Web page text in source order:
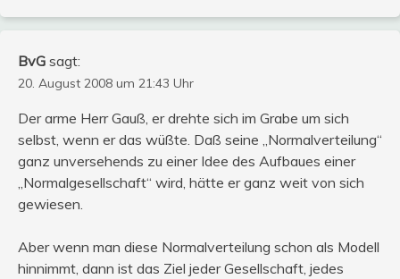
BvG sagt:
20. August 2008 um 21:43 Uhr
Der arme Herr Gauß, er drehte sich im Grabe um sich
selbst, wenn er das wüßte. Daß seine „Normalverteilung“
ganz unversehends zu einer Idee des Aufbaues einer
„Normalgesellschaft“ wird, hätte er ganz weit von sich
gewiesen.
Aber wenn man diese Normalverteilung schon als Modell
hinnimmt, dann ist das Ziel jeder Gesellschaft, jedes